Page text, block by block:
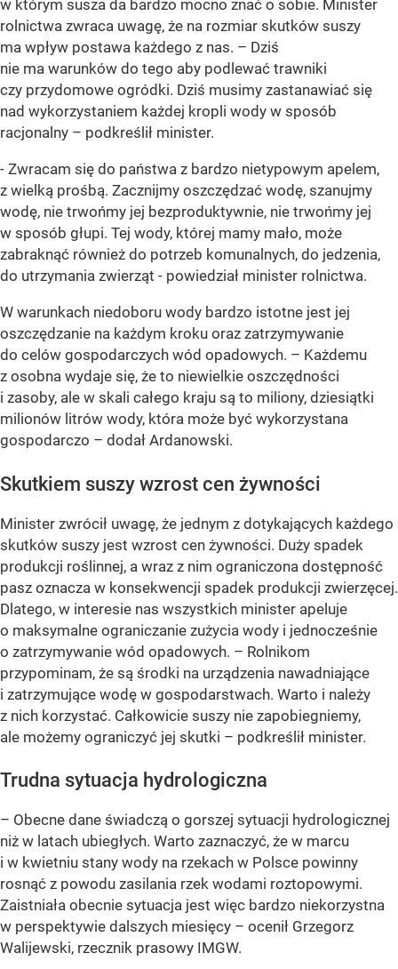
w którym susza da bardzo mocno znać o sobie. Minister
rolnictwa zwraca uwagę, że na rozmiar skutków suszy
ma wpływ postawa każdego z nas. – Dziś
nie ma warunków do tego aby podlewać trawniki
czy przydomowe ogródki. Dziś musimy zastanawiać się
nad wykorzystaniem każdej kropli wody w sposób
racjonalny – podkreślił minister.
- Zwracam się do państwa z bardzo nietypowym apelem,
z wielką prośbą. Zacznijmy oszczędzać wodę, szanujmy
wodę, nie trwońmy jej bezproduktywnie, nie trwońmy jej
w sposób głupi. Tej wody, której mamy mało, może
zabraknąć również do potrzeb komunalnych, do jedzenia,
do utrzymania zwierząt - powiedział minister rolnictwa.
W warunkach niedoboru wody bardzo istotne jest jej
oszczędzanie na każdym kroku oraz zatrzymywanie
do celów gospodarczych wód opadowych. – Każdemu
z osobna wydaje się, że to niewielkie oszczędności
i zasoby, ale w skali całego kraju są to miliony, dziesiątki
milionów litrów wody, która może być wykorzystana
gospodarczo – dodał Ardanowski.
Skutkiem suszy wzrost cen żywności
Minister zwrócił uwagę, że jednym z dotykających każdego
skutków suszy jest wzrost cen żywności. Duży spadek
produkcji roślinnej, a wraz z nim ograniczona dostępność
pasz oznacza w konsekwencji spadek produkcji zwierzęcej.
Dlatego, w interesie nas wszystkich minister apeluje
o maksymalne ograniczanie zużycia wody i jednocześnie
o zatrzymywanie wód opadowych. – Rolnikom
przypominam, że są środki na urządzenia nawadniające
i zatrzymujące wodę w gospodarstwach. Warto i należy
z nich korzystać. Całkowicie suszy nie zapobiegniemy,
ale możemy ograniczyć jej skutki – podkreślił minister.
Trudna sytuacja hydrologiczna
– Obecne dane świadczą o gorszej sytuacji hydrologicznej
niż w latach ubiegłych. Warto zaznaczyć, że w marcu
i w kwietniu stany wody na rzekach w Polsce powinny
rosnąć z powodu zasilania rzek wodami roztopowymi.
Zaistniała obecnie sytuacja jest więc bardzo niekorzystna
w perspektywie dalszych miesięcy – ocenił Grzegorz
Walijewski, rzecznik prasowy IMGW.